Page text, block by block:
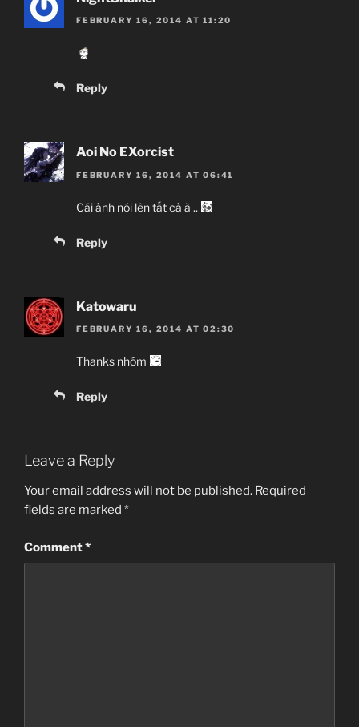
FEBRUARY 16, 2014 AT 11:20
Reply
Aoi No EXorcist
FEBRUARY 16, 2014 AT 06:41
Cái ảnh nói lên tất cả à ..
Reply
Katowaru
FEBRUARY 16, 2014 AT 02:30
Thanks nhóm
Reply
Leave a Reply
Your email address will not be published. Required
fields are marked *
Comment*